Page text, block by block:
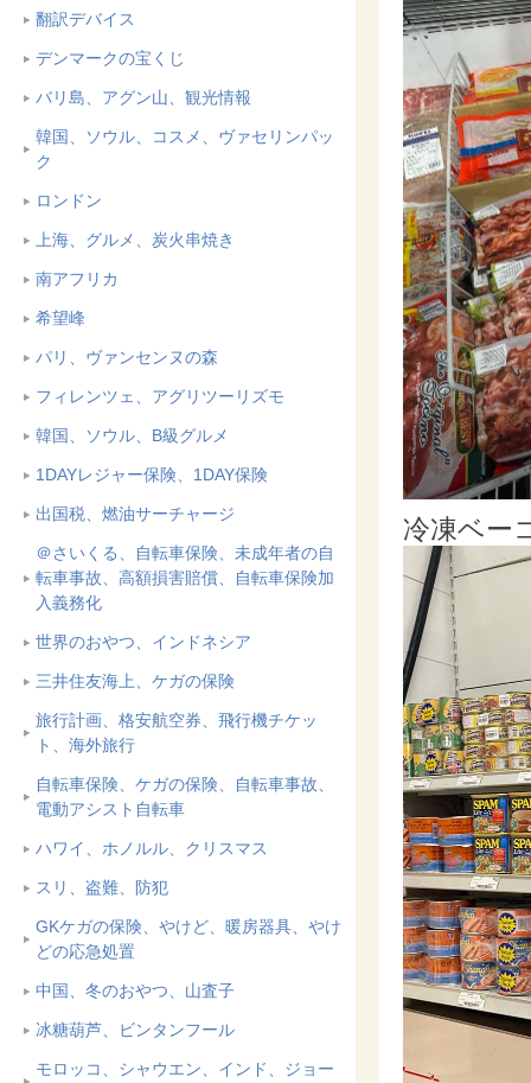
翻訳デバイス
デンマークの宝くじ
バリ島、アグン山、観光情報
韓国、ソウル、コスメ、ヴァセリンパッ
ク
ロンドン
上海、グルメ、炭火串焼き
南アフリカ
希望峰
パリ、ヴァンセンヌの森
フィレンツェ、アグリツーリズモ
韓国、ソウル、B級グルメ
1DAYレジャー保険、1DAY保険
出国税、燃油サーチャージ
＠さいくる、自転車保険、未成年者の自
転車事故、高額損害賠償、自転車保険加
入義務化
世界のおやつ、インドネシア
三井住友海上、ケガの保険
旅行計画、格安航空券、飛行機チケッ
ト、海外旅行
自転車保険、ケガの保険、自転車事故、
電動アシスト自転車
ハワイ、ホノルル、クリスマス
スリ、盗難、防犯
GKケガの保険、やけど、暖房器具、やけ
どの応急処置
中国、冬のおやつ、山査子
冰糖葫芦、ビンタンフール
モロッコ、シャウエン、インド、ジョー
冷凍ベー